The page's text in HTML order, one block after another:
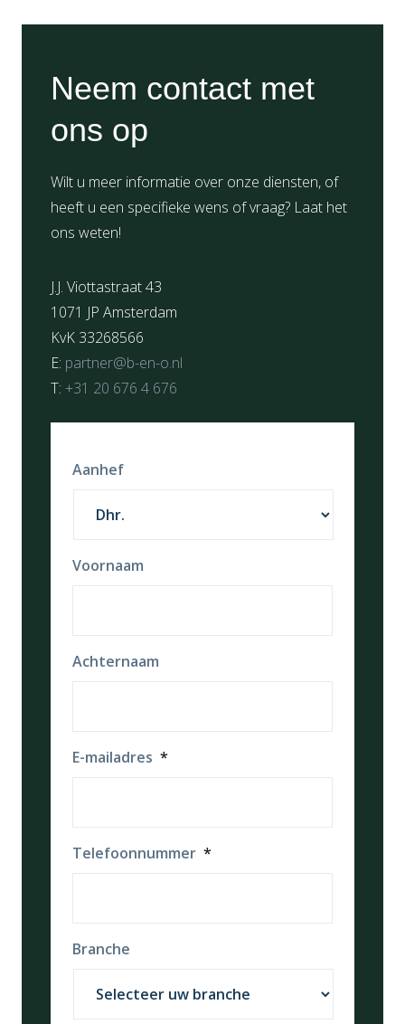
Neem contact met
ons op
Wilt u meer informatie over onze diensten, of
heeft u een specifieke wens of vraag? Laat het
ons weten!
J.J. Viottastraat 43
1071 JP Amsterdam
KvK 33268566
E: partner@b-en-o.nl
T: +31 20 676 4 676
Aanhef
Voornaam
Achternaam
E-mailadres *
Telefoonnummer *
Branche